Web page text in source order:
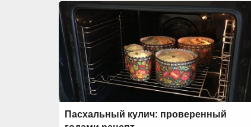
Пасхальный кулич: проверенный